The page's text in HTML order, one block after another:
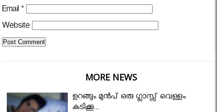
Email *
Website
MORE NEWS
ഉറങ്ങും മുന്‍പ് ഒരു ഗ്ലാസ്സ് വെള്ളം
കുടിക്കൂ...